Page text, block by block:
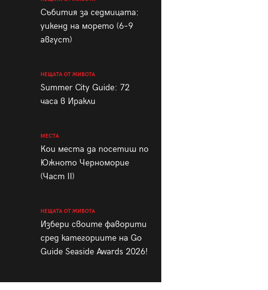
Събития за седмицата:
уикенд на морето (6–9
август)
НЕЩАТА ОТ ЖИВОТА
Summer City Guide: 72
часа в Иракли
МЕСТА
Кои места да посетиш по
Южното Черноморие
(Част II)
НЕЩАТА ОТ ЖИВОТА
Избери своите фаворити
сред категориите на Go
Guide Seaside Awards 2026!
28